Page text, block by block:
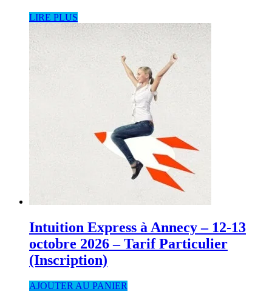
LIRE PLUS
Intuition Express à Annecy – 12-13
octobre 2026 – Tarif Particulier
(Inscription)
AJOUTER AU PANIER